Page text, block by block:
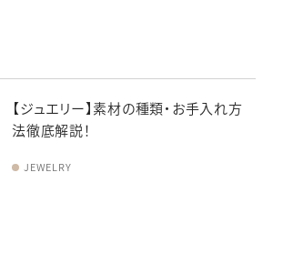
【ジュエリー】素材の種類・お手入れ方
法徹底解説！
JEWELRY